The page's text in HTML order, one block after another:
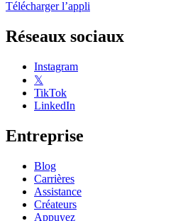
Télécharger l’appli
Réseaux sociaux
Instagram
𝕏
TikTok
LinkedIn
Entreprise
Blog
Carrières
Assistance
Créateurs
Appuyez